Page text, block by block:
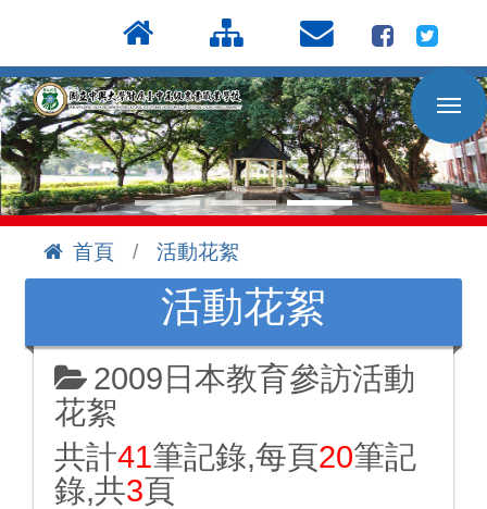
到
主
要
內
容
區
首頁
活動花絮
活動花絮
2009日本教育參訪活動
花絮
共計41筆記錄,每頁20筆記
錄,共3頁